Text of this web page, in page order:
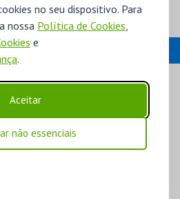
no seu dispositivo. Para
nossa Política de Cookies
e
.
Aceitar
não essenciais